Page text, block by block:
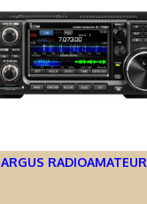
ARGUS RADIOAMATEUR